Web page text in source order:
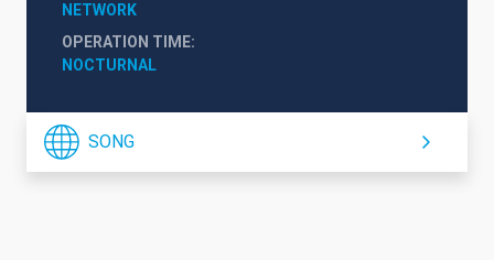
NETWORK
OPERATION TIME
NOCTURNAL
SONG